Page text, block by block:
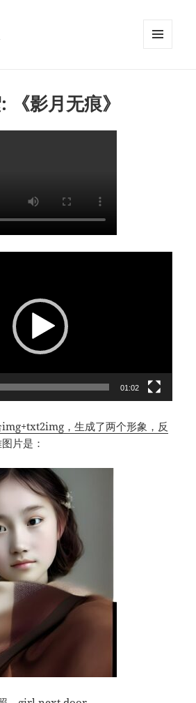
影月无痕》
01:02
，生成了两个形象，反
片是：